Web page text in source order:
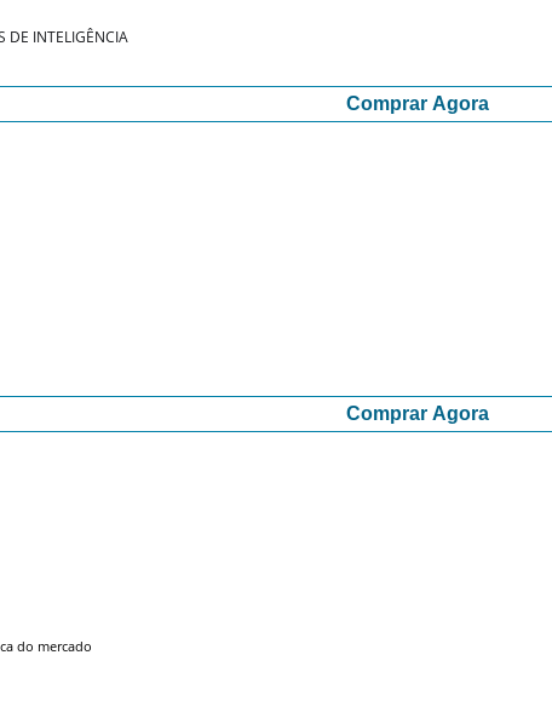
DE INTELIGÊNCIA
Comprar Agora
Comprar Agora
do mercado